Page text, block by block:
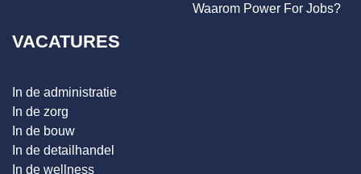
Waarom Power For Jobs?
VACATURES
In de administratie
In de zorg
In de bouw
In de detailhandel
In de wellness